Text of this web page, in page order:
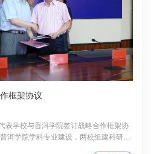
框架协议
表学校与普洱学院签订战略合作框架协
洱学院学科专业建设，两校组建科研团